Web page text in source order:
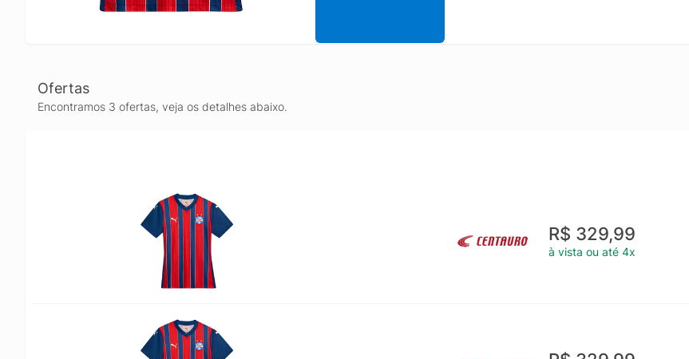
Ofertas
Encontramos 3 ofertas, veja os detalhes abaixo.
R$ 329,99
à vista ou até 4x